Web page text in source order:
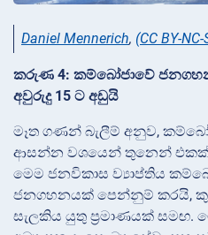
Daniel Mennerich, (CC BY-
කරුණ 4: කම්බෝජාවේ
අවුරුදු 15 ට අඩුයි
මෑත ගණන් බැලීම් අනුව,
ආසන්න වශයෙන් තුනෙන් එකක්
මෙම ජනවිකාස ව්‍යාප්තිය
ජනගහනයක් පෙන්නුම් කරයි,
සැලකිය යුතු ප්‍රමාණයක් සමඟ.